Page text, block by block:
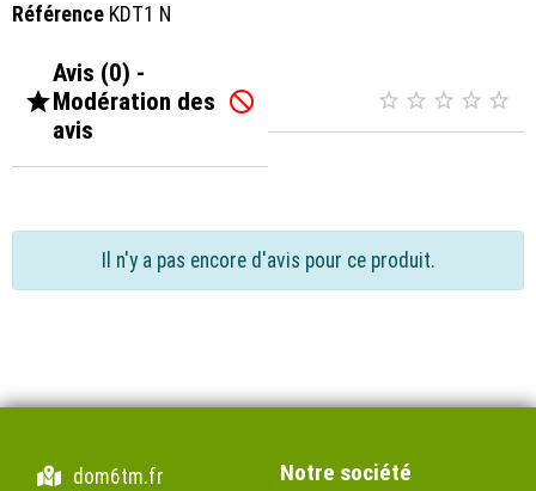
Référence KDT1 N

Avis (0) -
Modération des
avis
     
Il n'y a pas encore d'avis pour ce produit.
dom6tm.fr
Notre société